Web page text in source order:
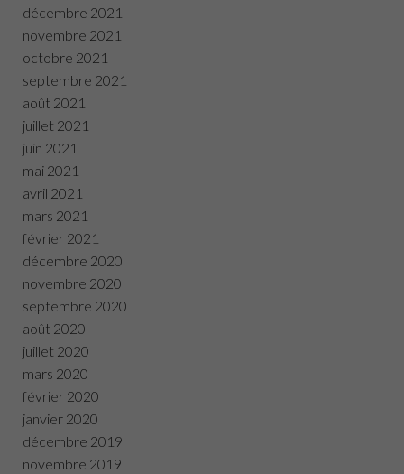
décembre 2021
novembre 2021
octobre 2021
septembre 2021
août 2021
juillet 2021
juin 2021
mai 2021
avril 2021
mars 2021
février 2021
décembre 2020
novembre 2020
septembre 2020
août 2020
juillet 2020
mars 2020
février 2020
janvier 2020
décembre 2019
novembre 2019